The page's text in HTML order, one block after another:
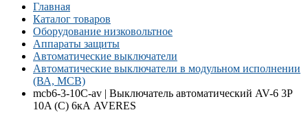
Главная
Каталог товаров
Оборудование низковольтное
Аппараты защиты
Автоматические выключатели
Автоматические выключатели в модульном исполнении
(ВА, MCB)
mcb6-3-10C-av | Выключатель автоматический AV-6 3P
10A (C) 6кА AVERES